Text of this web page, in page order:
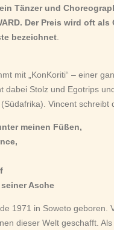
Tänzer und
Der Preis wird oft
bezeichnet
mit „KonKoriti“ – einer
dabei Stolz und Egotrips
Vincent schreibt
meinen Füßen,
Asche
1971 in Soweto geboren.
dieser Welt geschafft.